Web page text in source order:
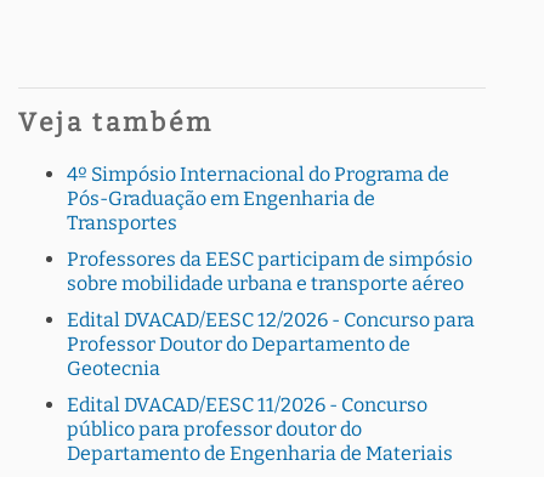
Veja também
4º Simpósio Internacional do Programa de
Pós-Graduação em Engenharia de
Transportes
Professores da EESC participam de simpósio
sobre mobilidade urbana e transporte aéreo
Edital DVACAD/EESC 12/2026 - Concurso para
Professor Doutor do Departamento de
Geotecnia
Edital DVACAD/EESC 11/2026 - Concurso
público para professor doutor do
Departamento de Engenharia de Materiais